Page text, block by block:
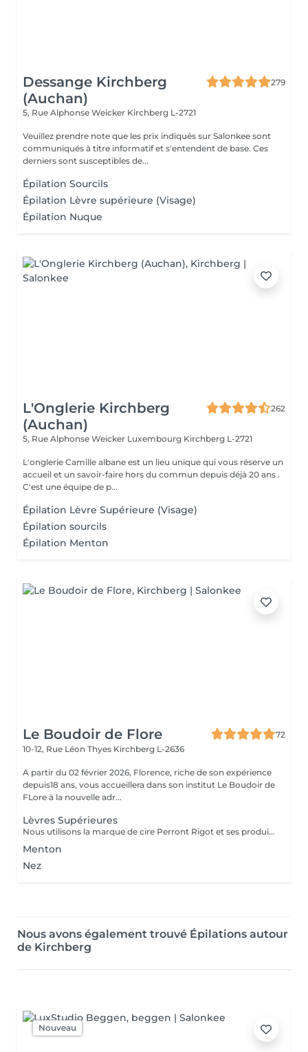
Dessange Kirchberg
(Auchan)
279
5, Rue Alphonse Weicker Kirchberg L-2721
Veuillez prendre note que les prix indiqués sur Salonkee sont
communiqués à titre informatif et s'entendent de base. Ces
derniers sont susceptibles de...
Épilation Sourcils
Épilation Lèvre supérieure (Visage)
Épilation Nuque
L'Onglerie Kirchberg
(Auchan)
262
5, Rue Alphonse Weicker Luxembourg Kirchberg L-2721
L'onglerie Camille albane est un lieu unique qui vous réserve un
accueil et un savoir-faire hors du commun depuis déjà 20 ans .
C'est une équipe de p...
Épilation Lèvre Supérieure (Visage)
Épilation sourcils
Épilation Menton
Le Boudoir de Flore
72
10-12, Rue Léon Thyes Kirchberg L-2636
A partir du 02 février 2026, Florence, riche de son expérience
depuis18 ans, vous accueillera dans son institut Le Boudoir de
FLore à la nouvelle adr...
Lèvres Supérieures
Nous utilisons la marque de cire Perront Rigot et ses produits naturels assainissant et calmant pour otpimiser le soin d'épilation.
Menton
Nez
Nous avons également trouvé Épilations autour
de Kirchberg
Nouveau